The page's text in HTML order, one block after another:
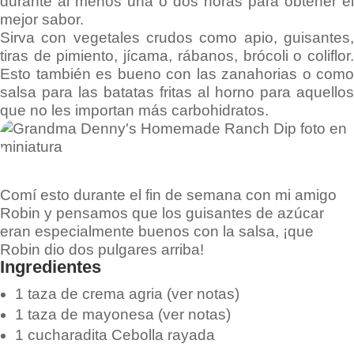
mejor sabor.
Sirva con vegetales crudos como apio, guisantes,
tiras de pimiento, jícama, rábanos, brócoli o coliflor.
Esto también es bueno con las zanahorias o como
salsa para las batatas fritas al horno para aquellos
que no les importan más carbohidratos.
Comí esto durante el fin de semana con mi amigo
Robin y pensamos que los guisantes de azúcar
eran especialmente buenos con la salsa, ¡que
Robin dio dos pulgares arriba!
Ingredientes
1 taza de crema agria (ver notas)
1 taza de mayonesa (ver notas)
1 cucharadita Cebolla rayada